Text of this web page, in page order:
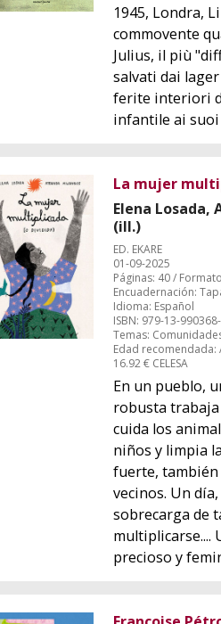
1945, Londra,
commovente
Julius, il più
salvati dai
ferite interiori
infantile ai suoi
La mujer
Elena Losada,
(ill.)
ED. EKARE
01-09-2025
Páginas: 40 /
Encuadernación:
Idioma: Español
ISBN: 979-13-
Temas:
Edad
16.92 € CELESA
En un pueblo,
robusta trabaja
cuida los
niños y limpia
fuerte, también
vecinos. Un
sobrecarga de
multiplicarse....
precioso y